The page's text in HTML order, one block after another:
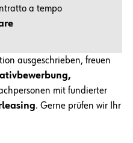
a tempo
ausgeschrieben, freuen
mit fundierter
. Gerne prüfen wir Ihr